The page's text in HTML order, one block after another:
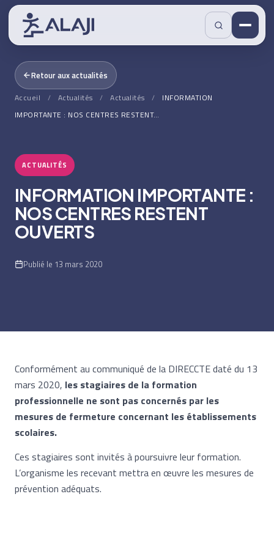
Retour aux actualités
Accueil / Actualités / Actualités /
INFORMATION
IMPORTANTE : NOS CENTRES RESTENT…
ACTUALITÉS
INFORMATION IMPORTANTE :
NOS CENTRES RESTENT
OUVERTS
Publié le 13 mars 2020
Conformément au communiqué de la DIRECCTE daté du 13
mars 2020, les stagiaires de la formation
professionnelle ne sont pas concernés par les
mesures de fermeture concernant les établissements
scolaires.
Ces stagiaires sont invités à poursuivre leur formation.
L’organisme les recevant mettra en œuvre les mesures de
prévention adéquats.